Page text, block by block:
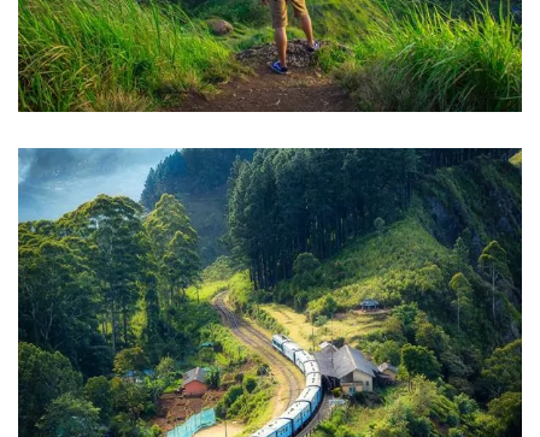
FAMILY FRIENDLY
Luxury House Interior